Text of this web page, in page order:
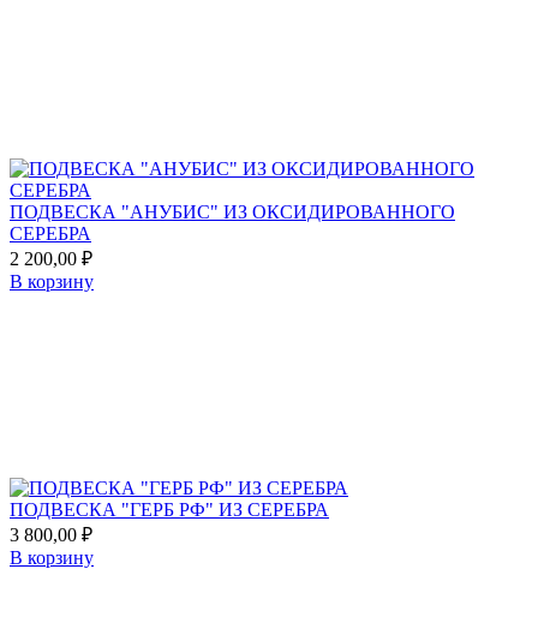
ПОДВЕСКА "АНУБИС" ИЗ ОКСИДИРОВАННОГО
СЕРЕБРА
2 200,00 ₽
В корзину
ПОДВЕСКА "ГЕРБ РФ" ИЗ СЕРЕБРА
3 800,00 ₽
В корзину